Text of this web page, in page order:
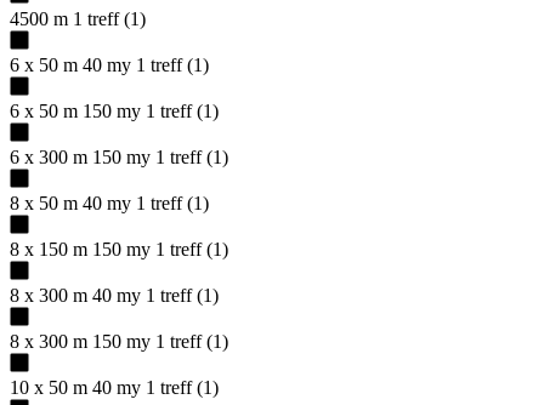
4500 m 1 treff (1)
6 x 50 m 40 my 1 treff (1)
6 x 50 m 150 my 1 treff (1)
6 x 300 m 150 my 1 treff (1)
8 x 50 m 40 my 1 treff (1)
8 x 150 m 150 my 1 treff (1)
8 x 300 m 40 my 1 treff (1)
8 x 300 m 150 my 1 treff (1)
10 x 50 m 40 my 1 treff (1)